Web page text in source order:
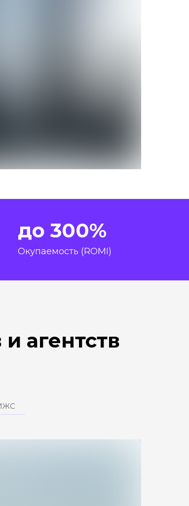
до 300%
Окупаемость (ROMI)
агентств